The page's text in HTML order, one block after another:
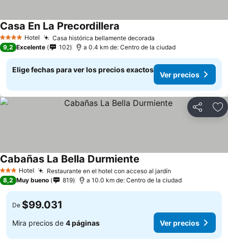
4 EstrellasHotel Casa histórica bellamente decorada
Casa En La Precordillera
9,2 Excelente 102 a 0.4 km de: Centro de la ciudad
Elige fechas para ver los precios exactos
Ver precios
Compartir
3 Estrellas
Hotel Restaurante en el hotel con acceso al jardín
Cabañas La Bella Durmiente
8,2 Muy bueno 819 a 10.0 km de: Centro de la ciudad
De $99.031
Mira precios de 4 páginas Ver precios